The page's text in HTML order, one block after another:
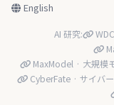
English
AI 研究:
MaxModel · 大規模
CyberFate · サイバ